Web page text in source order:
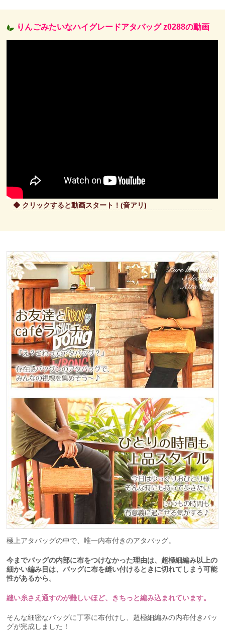
りんごみたいなハイグレードアタバッグ z0288の動画
◆ クリックすると動画スタート！(音アリ)
極上アタバッグの中で、唯一内布付きのアタバッグ。
今までバッグの内部に布をつけなかった理由は、超極細編み以上の
細かい編み目は、バッグに布を縫い付けるときに切れてしまう可能
性があるから。
縫い糸さえ通すのが難しいほど、きちっと編み込まれています。
そんな細密なバッグに丁寧に布付けし、超極細編みの内布付きバッ
グが完成しました！